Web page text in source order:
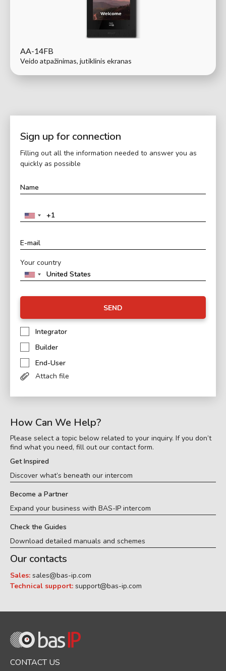
AA-14FB
Veido atpažinimas, jutiklinis ekranas
Sign up for connection
Filling out all the information needed to answer you as
quickly as possible
Your country
SEND
Integrator
Builder
End-User
Attach file
How Can We Help?
Please select a topic below related to your inquiry. If you don’t
find what you need, fill out our contact form.
Get Inspired
Discover what’s beneath our intercom
Become a Partner
Expand your business with BAS-IP intercom
Check the Guides
Download detailed manuals and schemes
Our contacts
Sales: sales@bas-ip.com
Technical support: support@bas-ip.com
CONTACT US